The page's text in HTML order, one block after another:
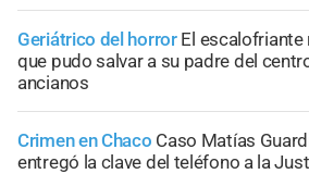
Geriátrico del horror El escalofriante
que pudo salvar a su padre del
ancianos
Crimen en Chaco Caso Matías
entregó la clave del teléfono a la